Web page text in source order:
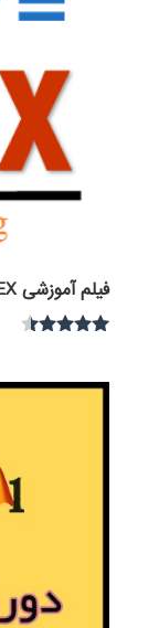
فیلم آموزشی IBM ILOG CPLEX
از 5